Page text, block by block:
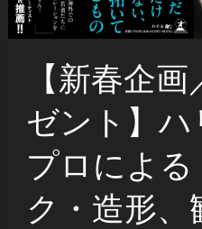
【新春企
ゼント】
プロによる
ク・造形、